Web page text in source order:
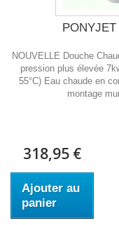
NOUVELLE Douche
pression plus élevée
55°C) Eau chaude en
montage
318,95 €
Ajouter au
panier